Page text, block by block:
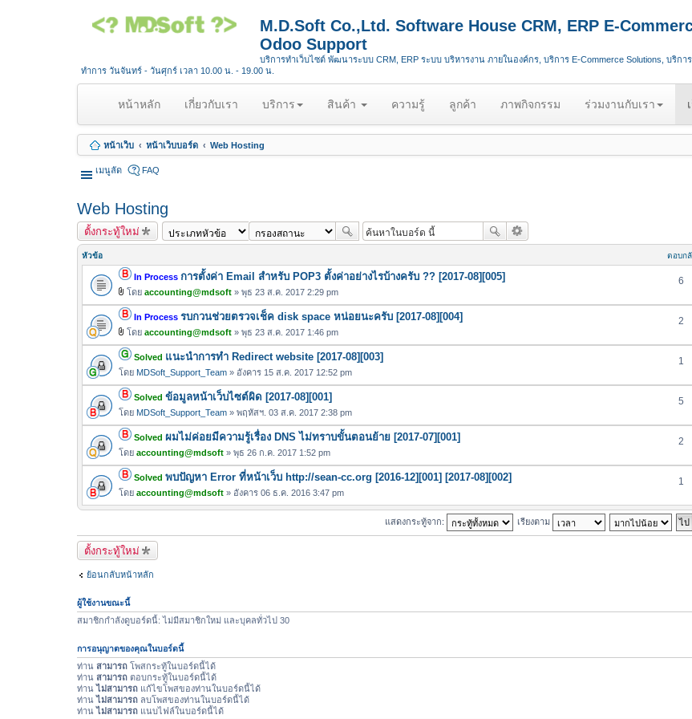
M.D.Soft Co.,Ltd. Software House CRM, ERP E-
Odoo Support
บริการทำเว็บไซต์ พัฒนาระบบ CRM, ERP ระบบ บริหารงาน ภายในองค์กร, บริการ E-Commerce Solutions, บริกา
ทำการ วันจันทร์ - วันศุกร์ เวลา 10.00 น. - 19.00 น.
หน้าหลัก(
u
r
t
เกี่ยวกับเรา บริการ สินค้า ความรู้ ลูกค้า ภาพกิจกรรม ร่วมงานกับเรา
หน้าเว็บ หน้าเว็บบอร์ด Web Hosting
เมนูลัด FAQ
Web Hosting
ตั้งกระทู้ใหม่
หัวข้อ ตอบก
In Process การตั้งค่า Email สำหรับ POP3 ตั้งค่าอย่างไรบ้างครับ ?? [2017-08][005]
ไ
ฟ
ล์
แ
น
บ
โดย accounting@mdsoft » พุธ 23 ส.ค. 2017 2:29 pm
6
In Process รบกวนช่วยตรวจเช็ค disk space หน่อยนะครับ [2017-08][004]
ไ
ฟ
ล์
แ
น
บ
โดย accounting@mdsoft » พุธ 23 ส.ค. 2017 1:46 pm
2
Solved แนะนำการทำ Redirect website [2017-08][003]
โดย MDSoft_Support_Team » อังคาร 15 ส.ค. 2017 12:52 pm
1
Solved ข้อมูลหน้าเว็บไซต์ผิด [2017-08][001]
โดย MDSoft_Support_Team » พฤหัสฯ. 03 ส.ค. 2017 2:38 pm
5
Solved ผมไม่ค่อยมีความรู้เรื่อง DNS ไม่ทราบขั้นตอนย้าย [2017-07][001]
โดย accounting@mdsoft » พุธ 26 ก.ค. 2017 1:52 pm
2
Solved พบปัญหา Error ที่หน้าเว็บ http://sean-cc.org [2016-12][001] [2017-08][002]
โดย accounting@mdsoft » อังคาร 06 ธ.ค. 2016 3:47 pm
1
แสดงกระทู้จาก: เรียงตาม
ตั้งกระทู้ใหม่
ย้อนกลับหน้าหลัก
ผู้ใช้งานขณะนี้
สมาชิกกำลังดูบอร์ดนี้: ไม่มีสมาชิกใหม่ และบุคลทั่วไป 30
การอนุญาตของคุณในบอร์ดนี้
ท่าน สามารถ โพสกระทู้ในบอร์ดนี้ได้
ท่าน สามารถ ตอบกระทู้ในบอร์ดนี้ได้
ท่านไม่สามารถ แก้ไขโพสของท่านในบอร์ดนี้ได้
ท่านไม่สามารถ ลบโพสของท่านในบอร์ดนี้ได้
ท่านไม่สามารถ แนบไฟล์ในบอร์ดนี้ได้